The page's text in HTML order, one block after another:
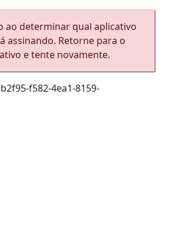
ao determinar qual aplicativo
assinando. Retorne para o
e tente novamente.
f582-4ea1-8159-